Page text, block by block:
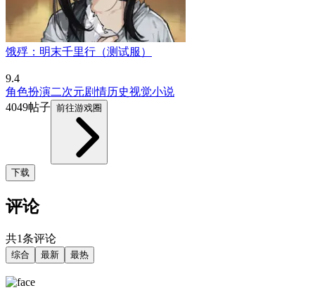
饿殍：明末千里行（测试服）
9.4
角色扮演二次元剧情历史视觉小说
4049帖子 前往游戏圈
下载
评论
共1条评论
综合 最新 最热